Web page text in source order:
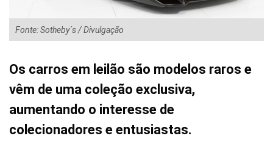
Fonte: Sotheby´s / Divulgação
Os carros em leilão são modelos raros e
vêm de uma coleção exclusiva,
aumentando o interesse de
colecionadores e entusiastas.